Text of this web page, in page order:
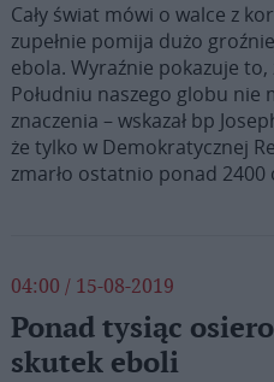
Cały świat mówi o walce z
zupełnie pomija dużo
ebola. Wyraźnie pokazuje to,
Południu naszego globu nie
znaczenia – wskazał bp
że tylko w Demokratycznej
zmarło ostatnio ponad 2400
04:00 / 15-08-2019
Ponad tysiąc
skutek eboli